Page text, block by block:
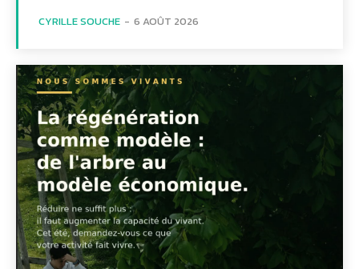
CYRILLE SOUCHE - 6 AOÛT 2026